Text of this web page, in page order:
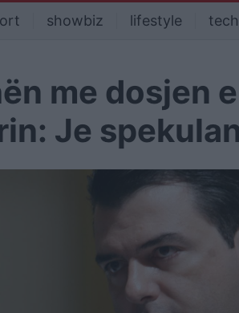
showbiz lifestyle tech
me dosjen e
Je